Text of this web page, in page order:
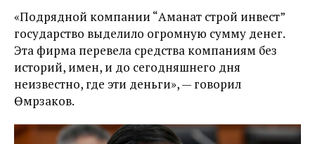
«Подрядной компании “Аманат строй инвест”
государство выделило огромную сумму денег.
Эта фирма перевела средства компаниям без
историй, имен, и до сегодняшнего дня
неизвестно, где эти деньги», — говорил
Өмүрзаков.